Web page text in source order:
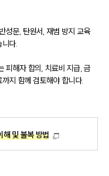
도
항
슈어
성문, 탄원서, 재범 방지 교육
다.
피해자 합의, 치료비 지급, 금
지 함께 검토해야 합니다.
해 및 불복 방법